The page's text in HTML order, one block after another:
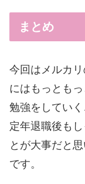
まとめ
今回はメルカ
にはもっとも
勉強をしてい
定年退職後も
とが大事だと
です。